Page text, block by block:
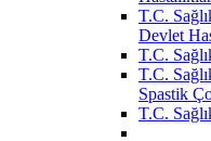
T.C.
Devlet
T.C.
T.C.
Spastik
T.C.